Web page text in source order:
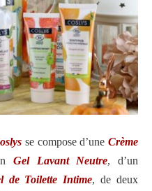
se compose d’uneCrème
Gel Lavant Neutre, d’un
de Toilette Intime, de deux